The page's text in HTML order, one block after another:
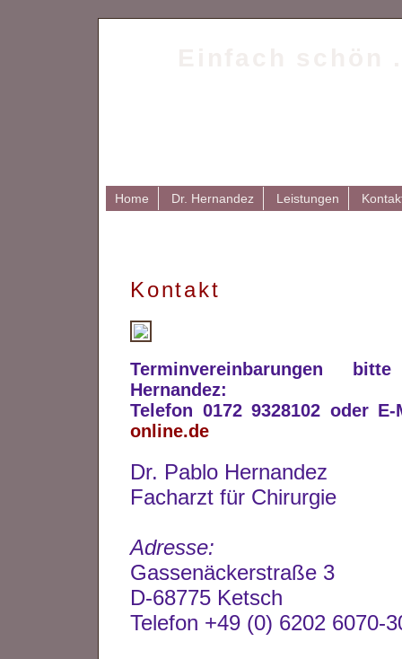
Home Dr. Hernandez Leistungen
Kontakt
Terminvereinbarungen
Hernandez:
Telefon 0172 9328102 oder
online.de
Dr. Pablo Hernandez
Facharzt für Chirurgie
Adresse:
Gassenäckerstraße 3
D-68775 Ketsch
Telefon +49 (0) 6202 6070-